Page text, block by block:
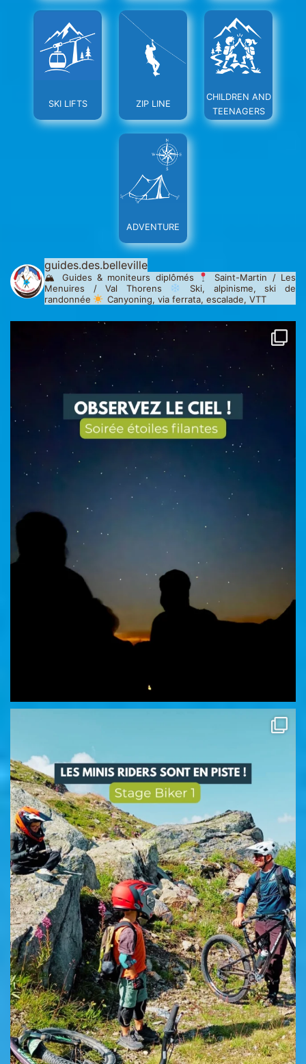
SKI LIFTS ZIP LINE
CHILDREN AND
TEENAGERS
ADVENTURE
guides.des.belleville
🏔 Guides & moniteurs diplômés
Saint-Martin / Les
Menuires / Val Thorens
Ski, alpinisme, ski de
randonnée
Canyoning, via ferrata, escalade, VTT